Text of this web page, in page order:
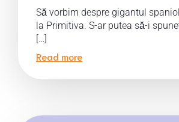
Să vorbim despre gigantul
la Primitiva. S-ar putea să-i
[…]
Read more